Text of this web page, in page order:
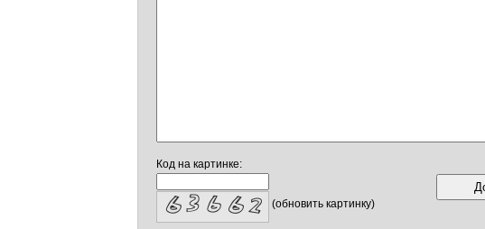
Код на картинке:
(обновить картинку)